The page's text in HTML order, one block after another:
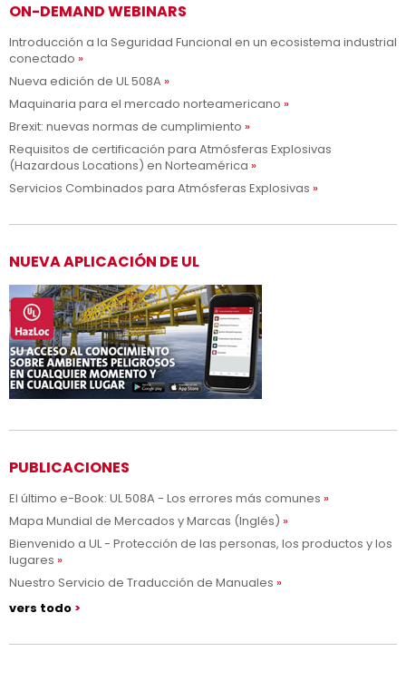
ON-DEMAND WEBINARS
Introducción a la Seguridad Funcional en un ecosistema industrial
conectado
Nueva edición de UL 508A
Maquinaria para el mercado norteamericano
Brexit: nuevas normas de cumplimiento
Requisitos de certificación para Atmósferas Explosivas
(Hazardous Locations) en Norteamérica
Servicios Combinados para Atmósferas Explosivas
NUEVA APLICACIÓN DE UL
PUBLICACIONES
El último e-Book: UL 508A - Los errores más comunes
Mapa Mundial de Mercados y Marcas (Inglés)
Bienvenido a UL - Protección de las personas, los productos y los
lugares
Nuestro Servicio de Traducción de Manuales
vers todo